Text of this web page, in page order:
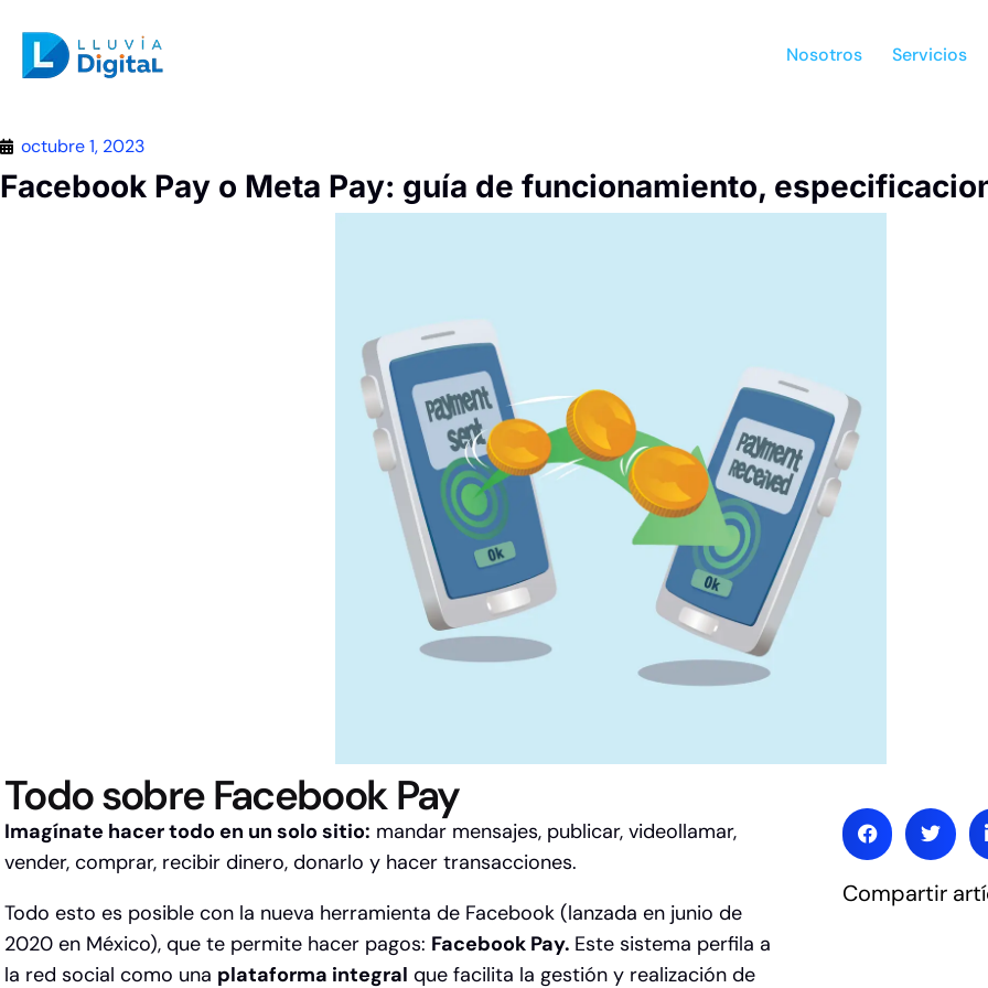
Nosotros Servicios
octubre 1, 2023
Facebook Pay o Meta Pay: guía de funcionamiento,
Todo sobre Facebook Pay
Imagínate hacer todo en un solo sitio: mandar mensajes, publicar, videollamar,
vender, comprar, recibir dinero, donarlo y hacer transacciones.
Todo esto es posible con la nueva herramienta de Facebook (lanzada en junio de
2020 en México), que te permite hacer pagos: Facebook Pay. Este sistema perfila a
la red social como una plataforma integral que facilita la gestión y realización de
Compartir